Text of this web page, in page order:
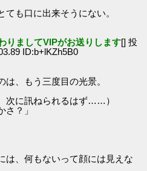
も口に出来そうにない。
りましてVIPがお送りします[] 投
ID:b+lKZh5B0
、もう三度目の光景。
次に訊ねられるはず……）
さ？」
は、何もないって顔には見えな